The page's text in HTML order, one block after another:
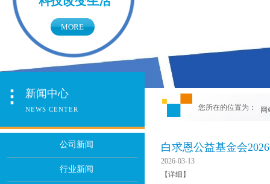
MORE
新闻中心
您所在的位置为：
NEWS CENTER 网
公司新闻
行业新闻
白求恩公益基金会
2026-03-13
【详细】